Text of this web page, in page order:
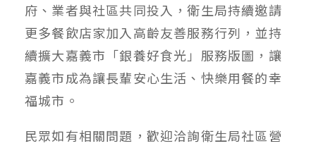
府、業者與社區共同投入，衛生局持續邀請
更多餐飲店家加入高齡友善服務行列，並持
續擴大嘉義市「銀養好食光」服務版圖，讓
嘉義市成為讓長輩安心生活、快樂用餐的幸
福城市。
民眾如有相關問題，歡迎洽詢衛生局社區營